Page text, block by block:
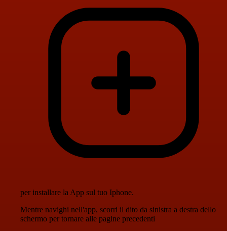
per installare la App sul tuo Iphone.
Mentre navighi nell'app, scorri il dito da sinistra a destra dello
schermo per tornare alle pagine precedenti